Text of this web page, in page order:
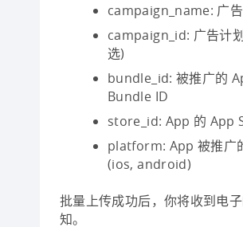
campaign_name: 广
campaign_id: 广告计
选)
bundle_id: 被推广的
Bundle ID
store_id: App 的 App
platform: App 被推广
(ios, android)
批量上传成功后，你将收到电
知。